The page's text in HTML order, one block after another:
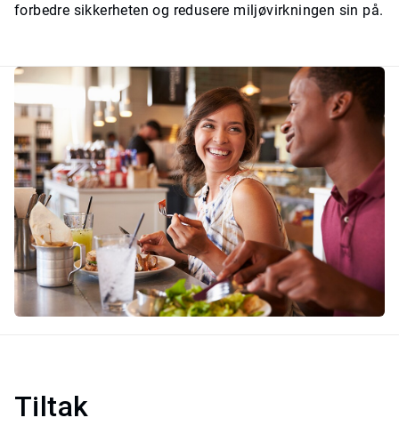
forbedre sikkerheten og redusere miljøvirkningen sin på.
Tiltak